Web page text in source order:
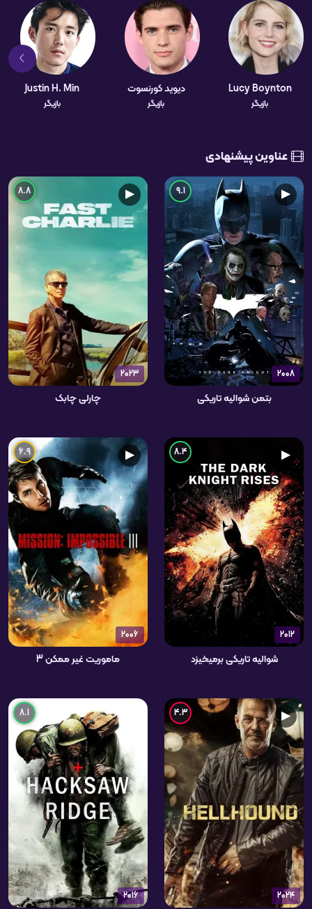
Lucy Boynton
بازیگر
دیوید کورنسوت
بازیگر
Justin H. Min
بازیگر
عناوین پیشنهادی
2008
▶
9.1
بتمن شوالیه تاریکی
2023
▶
8.8
چارلی چابک
2012
▶
8.4
شوالیه تاریکی برمیخیزد
2006
▶
6.9
ماموریت غیر ممکن 3
2024
▶
4.3
2016
8.1